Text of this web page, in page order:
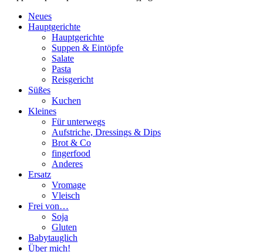
Neues
Hauptgerichte
Hauptgerichte
Suppen & Eintöpfe
Salate
Pasta
Reisgericht
Süßes
Kuchen
Kleines
Für unterwegs
Aufstriche, Dressings & Dips
Brot & Co
fingerfood
Anderes
Ersatz
Vromage
Vleisch
Frei von…
Soja
Gluten
Babytauglich
Über mich!